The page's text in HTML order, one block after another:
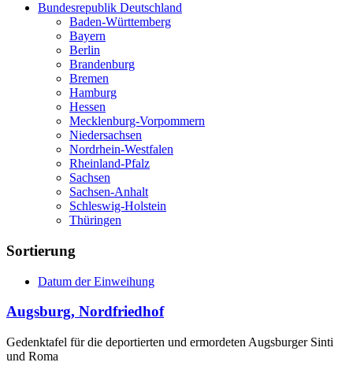
Bundesrepublik Deutschland
Baden-Württemberg
Bayern
Berlin
Brandenburg
Bremen
Hamburg
Hessen
Mecklenburg-Vorpommern
Niedersachsen
Nordrhein-Westfalen
Rheinland-Pfalz
Sachsen
Sachsen-Anhalt
Schleswig-Holstein
Thüringen
Sortierung
Datum der Einweihung
Augsburg, Nordfriedhof
Gedenktafel für die deportierten und ermordeten Augsburger Sinti
und Roma